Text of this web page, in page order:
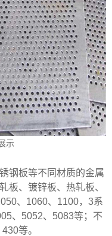
示
钢板等不同材质的金属
板、镀锌板、热轧板、
、1060、1100，3系
、5052、5083等；不
等。